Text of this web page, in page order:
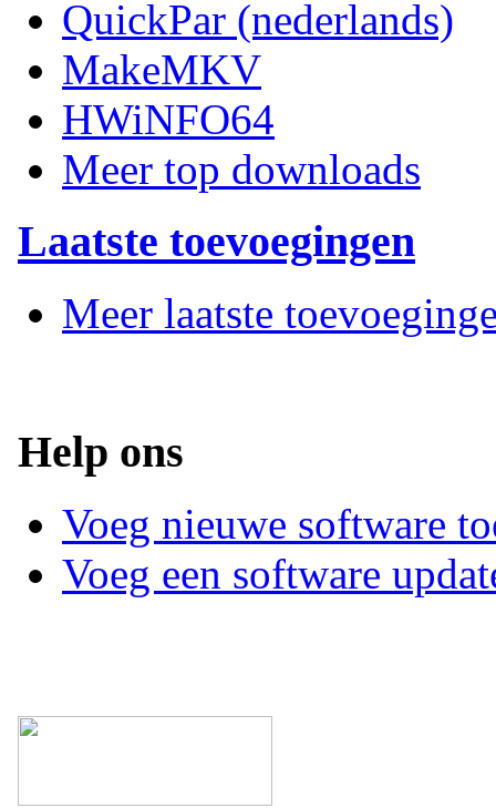
QuickPar (nederlands)
MakeMKV
HWiNFO64
Meer top downloads
Laatste toevoegingen
Meer laatste
Help ons
Voeg nieuwe software
Voeg een software